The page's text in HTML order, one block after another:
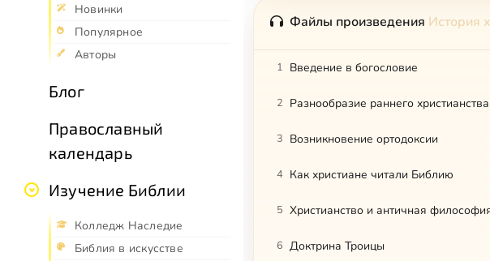
Новинки
Популярное
Авторы
Блог
Православный
календарь
Изучение Библии
Колледж Наследие
Библия в искусстве
Файлы произведения История
1 Введение в богословие
2 Разнообразие раннего христианства
3 Возникновение ортодоксии
4 Как христиане читали Библию
5 Христианство и античная
6 Доктрина Троицы